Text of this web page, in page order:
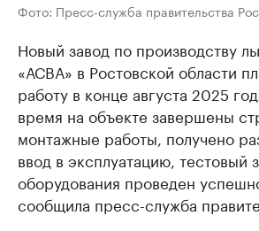
Фото: Пресс-служба правительства
Новый завод по производству
«АСВА» в Ростовской области
работу в конце августа 2025
время на объекте завершены
монтажные работы, получено
ввод в эксплуатацию, тестовый
оборудования проведен
сообщила пресс-служба